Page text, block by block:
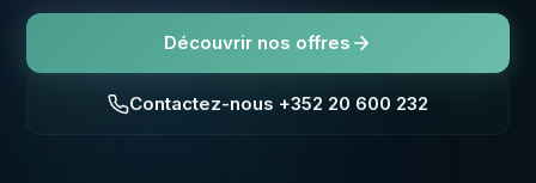
Découvrir nos offres
Contactez-nous +352 20 600 232